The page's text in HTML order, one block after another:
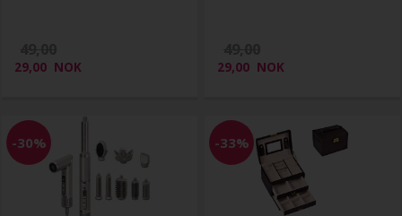
29,00 NOK 29,00 NOK
-30% -33%